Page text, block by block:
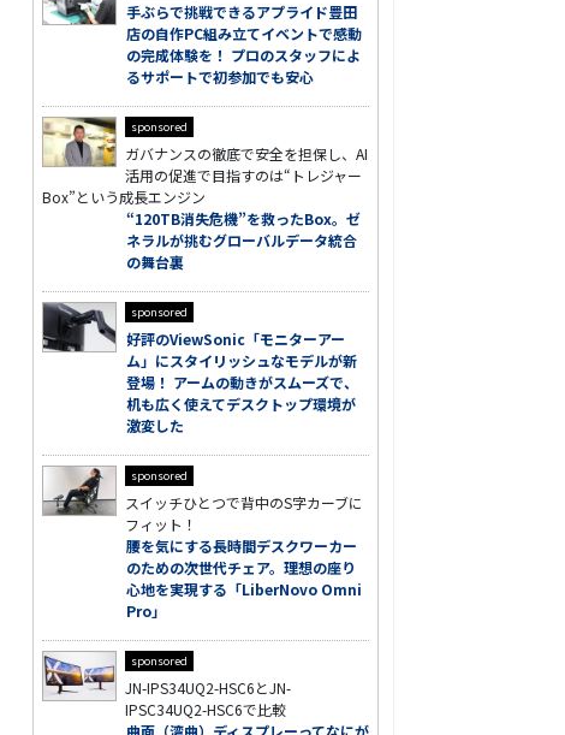
手ぶらで挑戦できるアプライド豊田
店の自作PC組み立てイベントで感動
の完成体験を！ プロのスタッフによ
るサポートで初参加でも安心
sponsored
ガバナンスの徹底で安全を担保し、AI
活用の促進で目指すのは“トレジャー
Box”という成長エンジン
“120TB消失危機”を救ったBox。ゼ
ネラルが挑むグローバルデータ統合
の舞台裏
sponsored
好評のViewSonic「モニターアー
ム」にスタイリッシュなモデルが新
登場！ アームの動きがスムーズで、
机も広く使えてデスクトップ環境が
激変した
sponsored
スイッチひとつで背中のS字カーブに
フィット！
腰を気にする長時間デスクワーカー
のための次世代チェア。理想の座り
心地を実現する「LiberNovo Omni
Pro」
sponsored
JN-IPS34UQ2-HSC6とJN-
IPSC34UQ2-HSC6で比較
曲面（湾曲）ディスプレーってなにが